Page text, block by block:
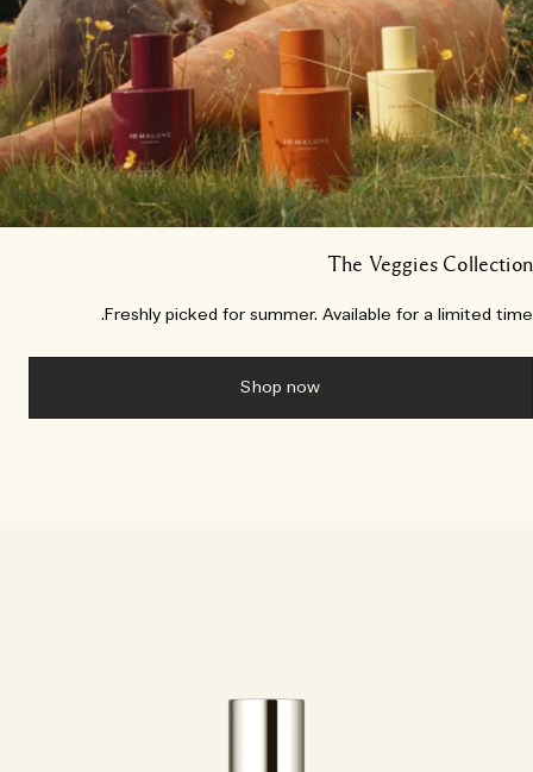
The Veggies
Freshly picked for summer. Available for a limited
Shop now